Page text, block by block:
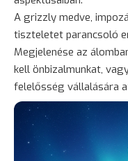
A grizzly medve,
tiszteletet parancsoló
Megjelenése az
kell önbizalmunkat,
felelősség vállalására